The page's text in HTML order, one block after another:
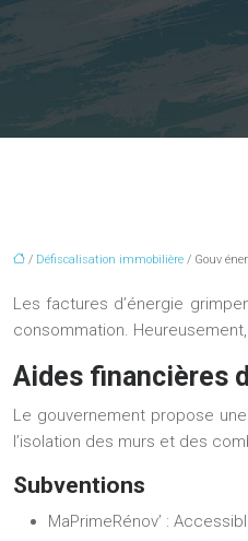
/ Défiscalisation immobilière / Gouv
Les factures d’énergie
consommation.
Aides financières
Le gouvernement propose
l’isolation des murs et des
Subventions
MaPrimeRénov’ :